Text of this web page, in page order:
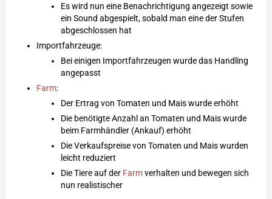
Es wird nun eine Benachrichtigung angezeigt sowie
ein Sound abgespielt, sobald man eine der Stufen
abgeschlossen hat
Importfahrzeuge:
Bei einigen Importfahrzeugen wurde das Handling
angepasst
Farm:
Der Ertrag von Tomaten und Mais wurde erhöht
Die benötigte Anzahl an Tomaten und Mais wurde
beim Farmhändler (Ankauf) erhöht
Die Verkaufspreise von Tomaten und Mais wurden
leicht reduziert
Die Tiere auf der Farmverhalten und bewegen sich
nun realistischer